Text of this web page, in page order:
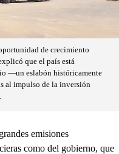
de crecimiento
que el país está
—un eslabón históricamente
al impulso de la inversión
emisiones
como del gobierno, que